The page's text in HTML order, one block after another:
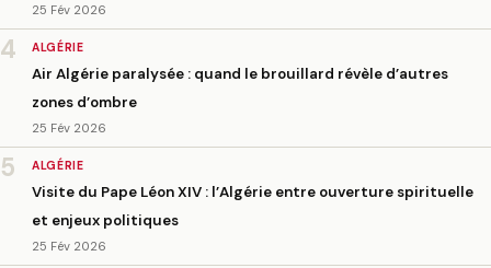
25 Fév 2026
4 ALGÉRIE
Air Algérie paralysée : quand le brouillard révèle d’autres
zones d’ombre
25 Fév 2026
5 ALGÉRIE
Visite du Pape Léon XIV : l’Algérie entre ouverture spirituelle
et enjeux politiques
25 Fév 2026